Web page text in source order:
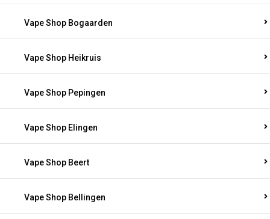
Vape Shop Bogaarden
Vape Shop Heikruis
Vape Shop Pepingen
Vape Shop Elingen
Vape Shop Beert
Vape Shop Bellingen